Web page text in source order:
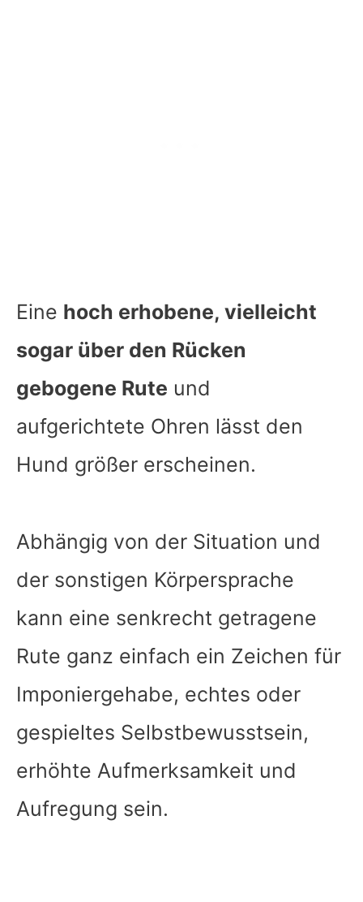
Eine hoch erhobene, vielleicht
sogar über den Rücken
gebogene Rute und
aufgerichtete Ohren lässt den
Hund größer erscheinen.
Abhängig von der Situation und
der sonstigen Körpersprache
kann eine senkrecht getragene
Rute ganz einfach ein Zeichen für
Imponiergehabe, echtes oder
gespieltes Selbstbewusstsein,
erhöhte Aufmerksamkeit und
Aufregung sein.